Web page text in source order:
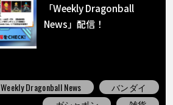
「Weekly Dragonball
News」配信！
Weekly Dragonball News
バンダイ